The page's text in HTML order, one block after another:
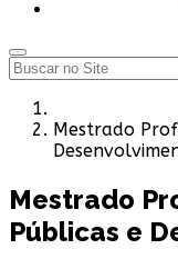
Mestrado
Mestrado
Públicas e